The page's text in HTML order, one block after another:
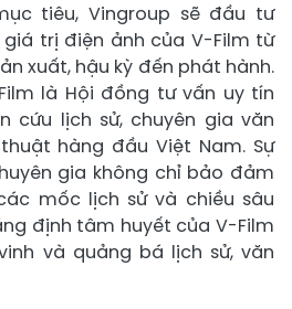
tiêu, Vingroup sẽ đầu tư
trị điện ảnh của V-Film từ
xuất, hậu kỳ đến phát hành.
là Hội đồng tư vấn uy tín
cứu lịch sử, chuyên gia văn
hàng đầu Việt Nam. Sự
gia không chỉ bảo đảm
mốc lịch sử và chiều sâu
định tâm huyết của V-Film
và quảng bá lịch sử, văn